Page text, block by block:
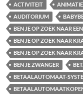
ACTIVITEIT ANIMATIE
AUDITORIUM
BEN JE OP ZOEK NAAR
BEN JE OP ZOEK NAAR
BEN JE OP ZOEK NAAR
BEN JE ZWANGER
BETAALAUTOMAAT-